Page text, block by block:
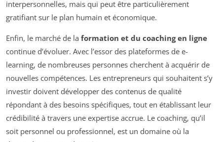
interpersonnelles, mais qui peut être particulièrement
gratifiant sur le plan humain et économique.
Enfin, le marché de la formation et du coaching en ligne
continue d’évoluer. Avec l’essor des plateformes de e-
learning, de nombreuses personnes cherchent à acquérir de
nouvelles compétences. Les entrepreneurs qui souhaitent s’y
investir doivent développer des contenus de qualité
répondant à des besoins spécifiques, tout en établissant leur
crédibilité à travers une expertise accrue. Le coaching, qu’il
soit personnel ou professionnel, est un domaine où la